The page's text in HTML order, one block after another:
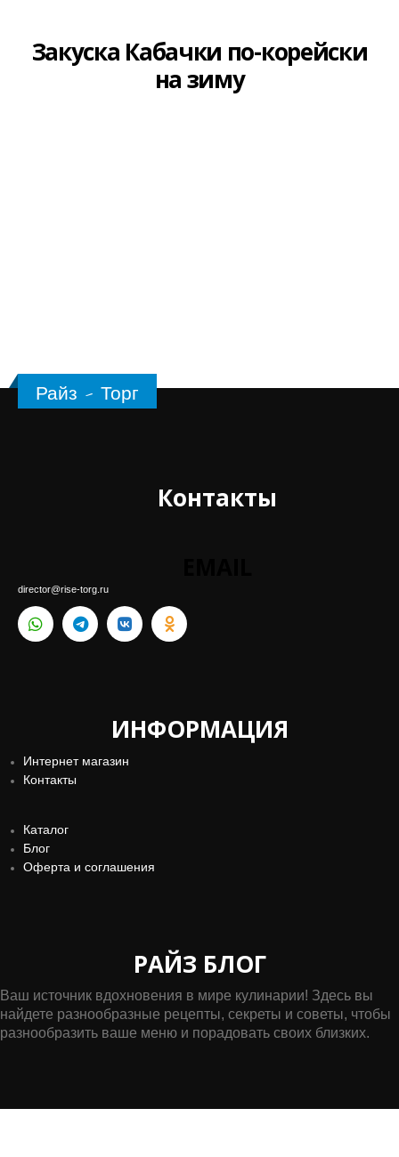
Закуска Кабачки по-корейски
на зиму
Райз - Торг
Контакты
director@rise-torg.ru
ИНФОРМАЦИЯ
Интернет магазин
Контакты
Каталог
Блог
Оферта и соглашения
РАЙЗ БЛОГ
Ваш источник вдохновения в мире кулинарии! Здесь вы
найдете разнообразные рецепты, секреты и советы, чтобы
разнообразить ваше меню и порадовать своих близких.